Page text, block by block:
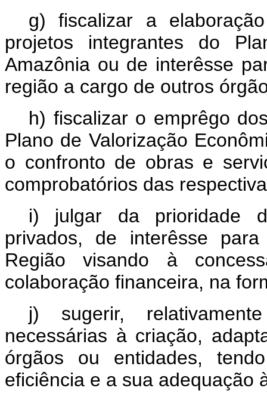
g) fiscalizar a
projetos integrantes do
Amazônia ou de interêsse
região a cargo de outros
h) fiscalizar o emprêgo
Plano de Valorização
o confronto de obras e
comprobatórios das
i) julgar da prioridade
privados, de interêsse
Região visando à
colaboração financeira, na
j) sugerir,
necessárias à criação,
órgãos ou entidades,
eficiência e a sua adequação